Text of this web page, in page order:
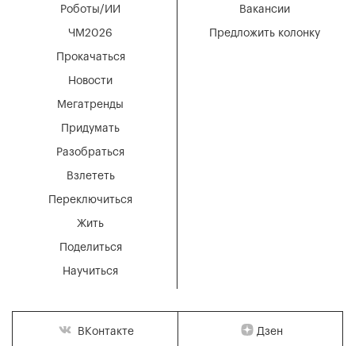
Мегатренды
Придумать
Разобраться
Взлететь
Новости
Переключиться
Жить
Поделиться
Научиться
Роботы/ИИ
ЧМ2026
Прокачаться
Вакансии
Предложить колонку
ВКонтакте Дзен